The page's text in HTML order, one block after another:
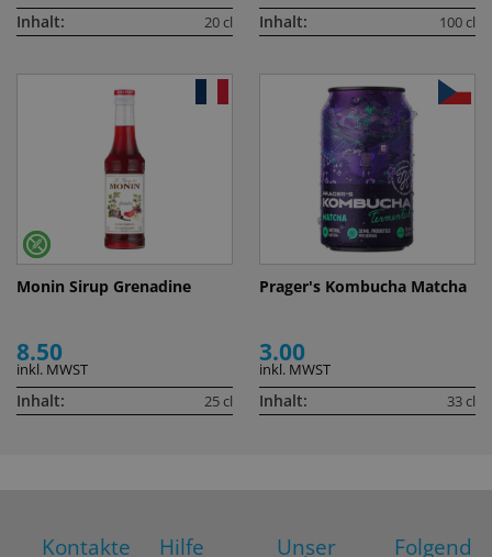
Inhalt: 20 cl Inhalt: 100 cl
Monin Sirup Grenadine
8.50
inkl. MWST
Inhalt: 25 cl
Prager's Kombucha Matcha
3.00
inkl. MWST
Inhalt: 33 cl
Kontakte Hilfe Unser Folgend